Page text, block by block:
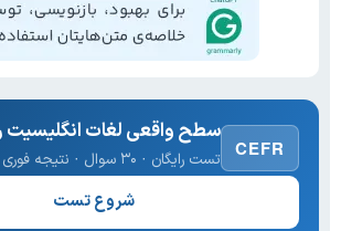
CEFR
سطح واقعی لغات انگلیسیت
تست رایگان · ۳۰ سوال · نتیجه فوری
شروع تست